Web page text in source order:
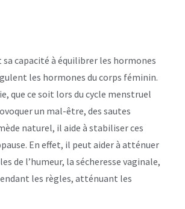
capacité à équilibrer les hormones
les hormones du corps féminin.
que ce soit lors du cycle menstruel
un mal-être, des sautes
naturel, il aide à stabiliser ces
En effet, il peut aider à atténuer
de l’humeur, la sécheresse vaginale,
les règles, atténuant les